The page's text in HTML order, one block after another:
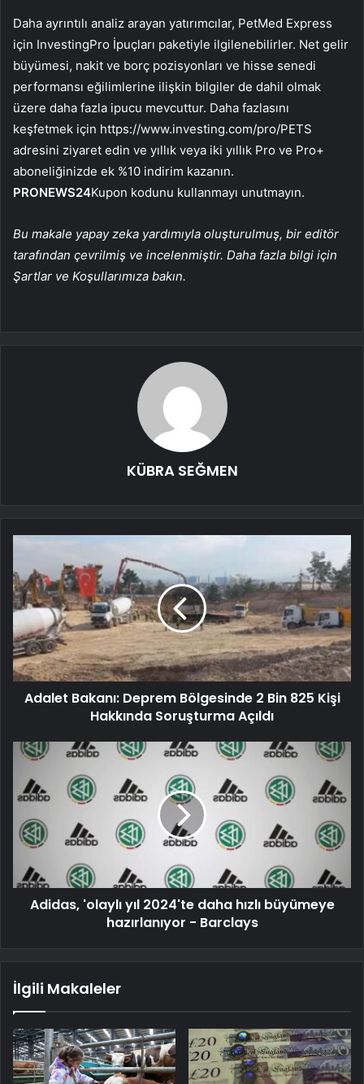
Daha ayrıntılı analiz arayan yatırımcılar, PetMed Express
için InvestingPro İpuçları paketiyle ilgilenebilirler. Net gelir
büyümesi, nakit ve borç pozisyonları ve hisse senedi
performansı eğilimlerine ilişkin bilgiler de dahil olmak
üzere daha fazla ipucu mevcuttur. Daha fazlasını
keşfetmek için https://www.investing.com/pro/PETS
adresini ziyaret edin ve yıllık veya iki yıllık Pro ve Pro+
aboneliğinizde ek %10 indirim kazanın.
PRONEWS24Kupon kodunu kullanmayı unutmayın.
Bu makale yapay zeka yardımıyla oluşturulmuş, bir editör
tarafından çevrilmiş ve incelenmiştir. Daha fazla bilgi için
Şartlar ve Koşullarımıza bakın.
KÜBRA SEĞMEN
Adalet Bakanı: Deprem Bölgesinde 2 Bin 825 Kişi
Hakkında Soruşturma Açıldı
Adidas, 'olaylı yıl 2024'te daha hızlı büyümeye
hazırlanıyor - Barclays
İlgili Makaleler